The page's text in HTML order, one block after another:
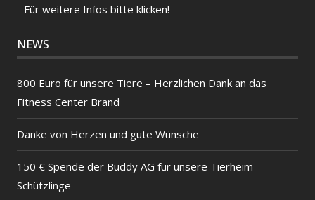
Für weitere Infos bitte klicken!
NEWS
800 Euro für unsere Tiere – Herzlichen Dank an das
Fitness Center Brand
Danke von Herzen und gute Wünsche
150 € Spende der Buddy AG für unsere Tierheim-
Schützlinge